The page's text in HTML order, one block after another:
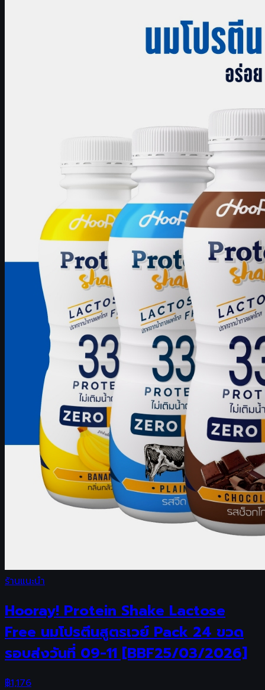
ร้านแนะนำ
Hooray! Protein Shake Lactose
Free นมโปรตีนสูตรเวย์ Pack 24 ขวด
รอบส่งวันที่ 09-11 [BBF25/03/2026]
฿1,176